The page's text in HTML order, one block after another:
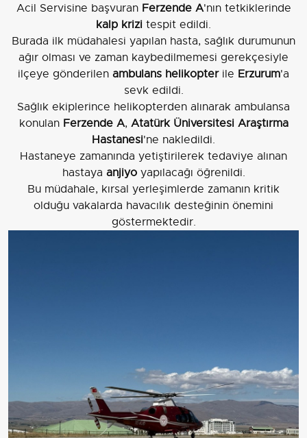
Acil Servisine başvuran Ferzende A'nın tetkiklerinde
kalp krizi tespit edildi.
Burada ilk müdahalesi yapılan hasta, sağlık durumunun
ağır olması ve zaman kaybedilmemesi gerekçesiyle
ilçeye gönderilen ambulans helikopterile Erzurum'a
sevk edildi.
Sağlık ekiplerince helikopterden alınarak ambulansa
konulan Ferzende A, Atatürk Üniversitesi Araştırma
Hastanesi'ne nakledildi.
Hastaneye zamanında yetiştirilerek tedaviye alınan
hastaya anjiyoyapılacağı öğrenildi.
Bu müdahale, kırsal yerleşimlerde zamanın kritik
olduğu vakalarda havacılık desteğinin önemini
göstermektedir.